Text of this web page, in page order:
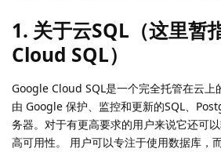
1. 关于云SQL（这里暂
Cloud SQL）
Google Cloud SQL是一个完全托管在云上
由 Google 保护、监控和更新的SQL、
务器。对于有更高要求的用户来说它还可
高可用性。 用户可以专注于使用数据库，